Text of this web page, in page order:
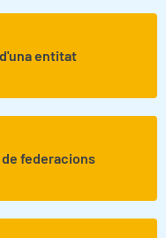
entitat
federacions